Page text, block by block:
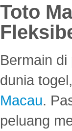
Toto
Bermain
dunia
Macau.
peluang